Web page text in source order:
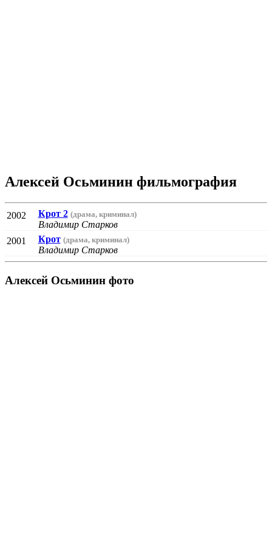
Алексей Осьминин фильмография
2002 Крот 2 (драма, криминал)
Владимир Старков
2001
Крот (драма, криминал)
Владимир Старков
Алексей Осьминин фото